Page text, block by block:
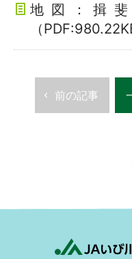
地図：揖
（
前の記事